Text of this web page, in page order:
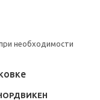
необходимости
НОРДВИКЕН